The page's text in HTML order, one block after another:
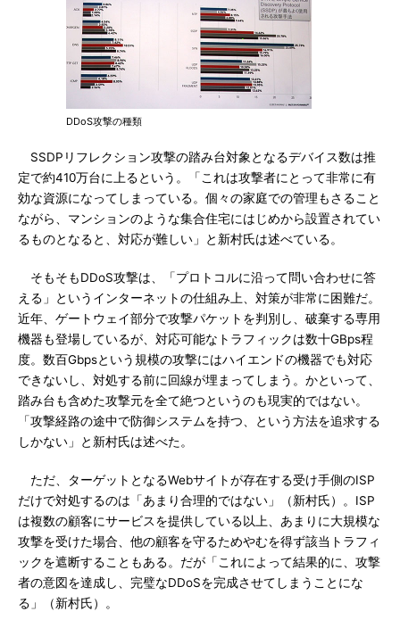
DDoS攻撃の種類
SSDPリフレクション攻撃の踏み台対象となるデバイス数は推
定で約410万台に上るという。「これは攻撃者にとって非常に有
効な資源になってしまっている。個々の家庭での管理もさること
ながら、マンションのような集合住宅にはじめから設置されてい
るものとなると、対応が難しい」と新村氏は述べている。
そもそもDDoS攻撃は、「プロトコルに沿って問い合わせに答
える」というインターネットの仕組み上、対策が非常に困難だ。
近年、ゲートウェイ部分で攻撃パケットを判別し、破棄する専用
機器も登場しているが、対応可能なトラフィックは数十GBps程
度。数百Gbpsという規模の攻撃にはハイエンドの機器でも対応
できないし、対処する前に回線が埋まってしまう。かといって、
踏み台も含めた攻撃元を全て絶つというのも現実的ではない。
「攻撃経路の途中で防御システムを持つ、という方法を追求する
しかない」と新村氏は述べた。
ただ、ターゲットとなるWebサイトが存在する受け手側のISP
だけで対処するのは「あまり合理的ではない」（新村氏）。ISP
は複数の顧客にサービスを提供している以上、あまりに大規模な
攻撃を受けた場合、他の顧客を守るためやむを得ず該当トラフィ
ックを遮断することもある。だが「これによって結果的に、攻撃
者の意図を達成し、完璧なDDoSを完成させてしまうことにな
る」（新村氏）。